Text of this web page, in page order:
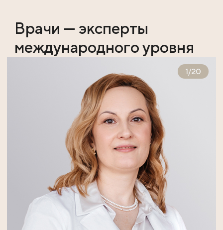
Врачи — эксперты
международного уровня
1/20